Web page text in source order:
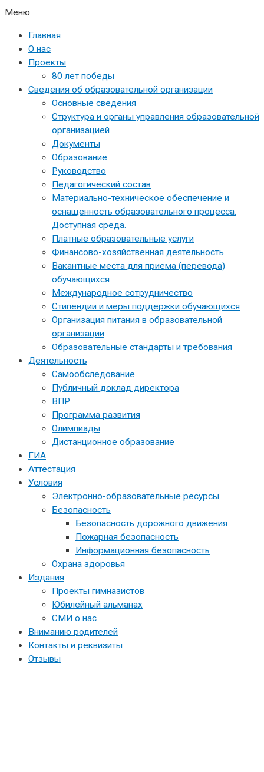
Меню
Главная
О нас
Проекты
80 лет победы
Сведения об образовательной организации
Основные сведения
Структура и органы управления образовательной
организацией
Документы
Образование
Руководство
Педагогический состав
Материально-техническое обеспечение и
оснащенность образовательного процесса.
Доступная среда.
Платные образовательные услуги
Финансово-хозяйственная деятельность
Вакантные места для приема (перевода)
обучающихся
Международное сотрудничество
Стипендии и меры поддержки обучающихся
Организация питания в образовательной
организации
Образовательные стандарты и требования
Деятельность
Самообследование
Публичный доклад директора
ВПР
Программа развития
Олимпиады
Дистанционное образование
ГИА
Аттестация
Условия
Электронно-образовательные ресурсы
Безопасность
Безопасность дорожного движения
Пожарная безопасность
Информационная безопасность
Охрана здоровья
Издания
Проекты гимназистов
Юбилейный альманах
СМИ о нас
Вниманию родителей
Контакты и реквизиты
Отзывы